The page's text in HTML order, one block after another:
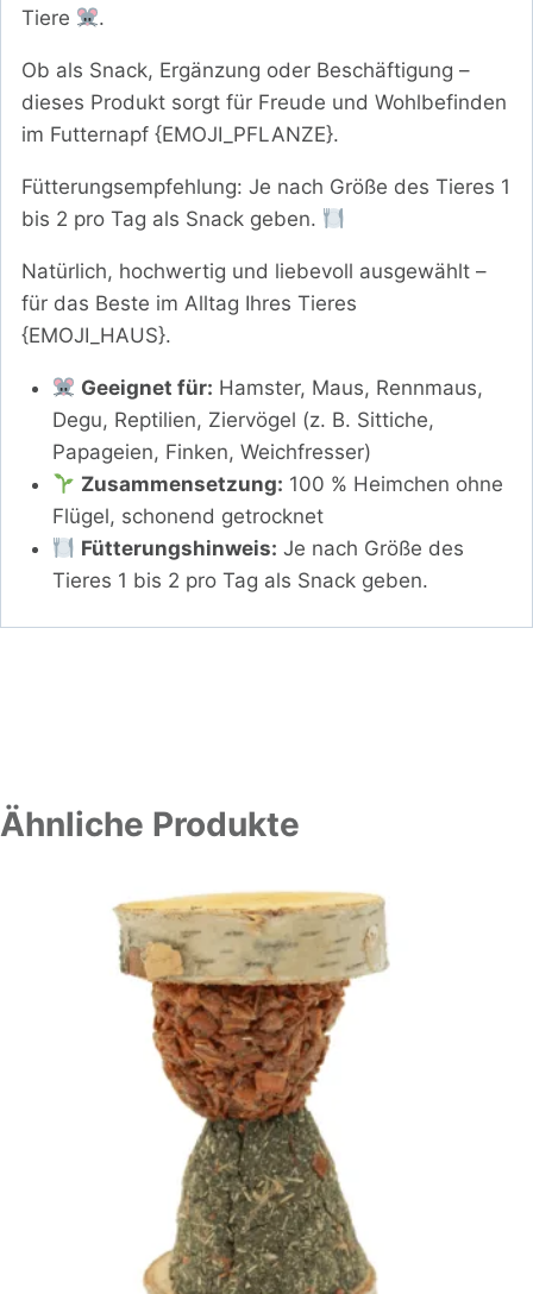
Tiere
.
Ob als Snack, Ergänzung oder Beschäftigung –
dieses Produkt sorgt für Freude und Wohlbefinden
im Futternapf {EMOJI_PFLANZE}.
Fütterungsempfehlung: Je nach Größe des Tieres 1
bis 2 pro Tag als Snack geben.
Natürlich, hochwertig und liebevoll ausgewählt –
für das Beste im Alltag Ihres Tieres
{EMOJI_HAUS}.
Geeignet für: Hamster, Maus, Rennmaus,
Degu, Reptilien, Ziervögel (z. B. Sittiche,
Papageien, Finken, Weichfresser)
Zusammensetzung: 100 % Heimchen ohne
Flügel, schonend getrocknet
Fütterungshinweis: Je nach Größe des
Tieres 1 bis 2 pro Tag als Snack geben.
Ähnliche Produkte